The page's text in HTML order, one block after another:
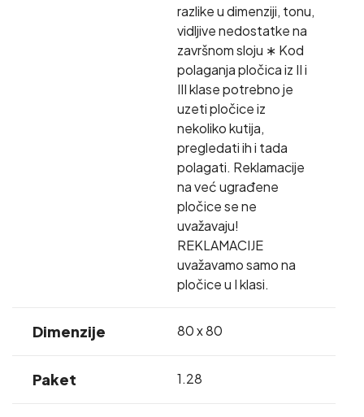
razlike u dimenziji, tonu,
vidljive nedostatke na
završnom sloju ∗ Kod
polaganja pločica iz II i
III klase potrebno je
uzeti pločice iz
nekoliko kutija,
pregledati ih i tada
polagati. Reklamacije
na već ugrađene
pločice se ne
uvažavaju!
REKLAMACIJE
uvažavamo samo na
pločice u I klasi.
Dimenzije 80 x 80
Paket 1.28